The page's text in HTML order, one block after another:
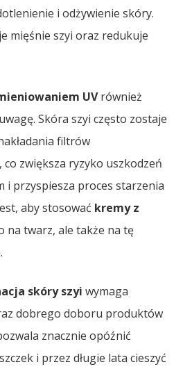
i odżywienie skóry.
mięśnie szyi oraz redukuje
UVrównież
Skóra szyi często zostaje
filtrów
co zwiększa ryzyko uszkodzeń
i przyspiesza proces starzenia
aby stosować kremy z
na twarz, ale także na tę
skóry szyi wymaga
dobrego doboru produktów
znacznie opóźnić
i przez długie lata cieszyć